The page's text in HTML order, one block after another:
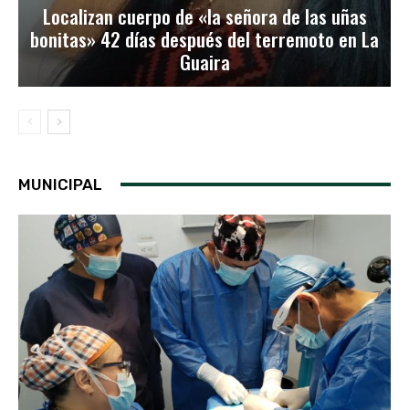
Localizan cuerpo de «la señora de las uñas
bonitas» 42 días después del terremoto en La
Guaira
MUNICIPAL